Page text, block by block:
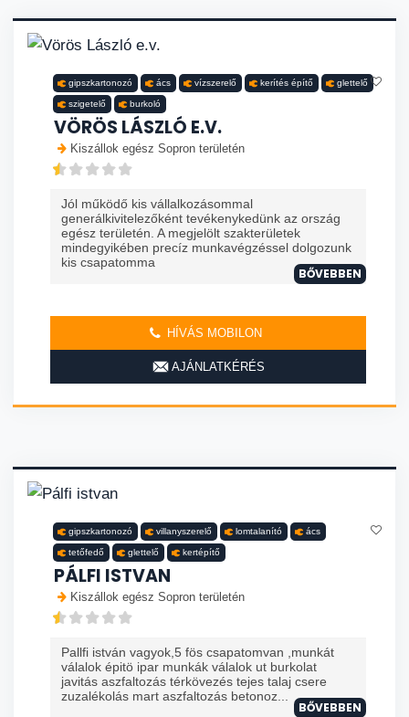
gipszkartonozó ács vízszerelő kerítés építő glettelő
szigetelő burkoló
VÖRÖS LÁSZLÓ E.V.
Kiszállok egész Sopron területén
Jól működő kis vállalkozásommal
generálkivitelezőként tevékenykedünk az ország
egész területén. A megjelölt szakterületek
mindegyikében precíz munkavégzéssel dolgozunk
kis csapatomma
BŐVEBBEN
HÍVÁS MOBILON
AJÁNLATKÉRÉS
gipszkartonozó villanyszerelő lomtalanító ács
tetőfedő glettelő kertépítő
PÁLFI ISTVAN
Kiszállok egész Sopron területén
Pallfi istván vagyok,5 fös csapatomvan ,munkát
válalok épitö ipar munkák válalok ut burkolat
javitás aszfaltozás térkövezés tejes talaj csere
zuzalékolás mart aszfaltozás betonoz...
BŐVEBBEN